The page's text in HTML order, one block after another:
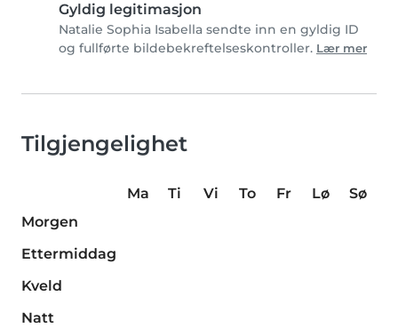
Gyldig legitimasjon
Natalie Sophia Isabella sendte inn en gyldig ID
og fullførte bildebekreftelseskontroller. Lær mer
Tilgjengelighet
Ma Ti Vi To Fr Lø
Sø
Morgen
Ettermiddag
Kveld
Natt